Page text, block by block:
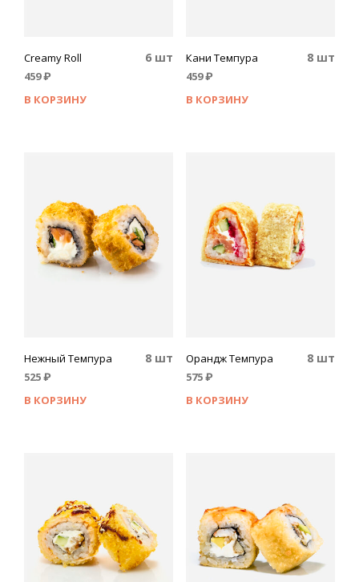
Сreamy Roll 6 шт
459₽
В КОРЗИНУ
Кани Темпура 8 шт
459₽
В КОРЗИНУ
Нежный Темпура 8 шт
525₽
В КОРЗИНУ
Орандж Темпура 8 шт
575₽
В КОРЗИНУ